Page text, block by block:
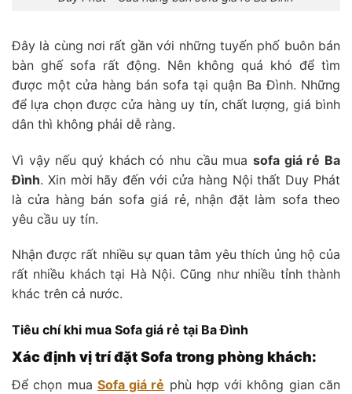
Đây là cùng nơi rất gần với những tuyến phố buôn bán
bàn ghế sofa rất động. Nên không quá khó để tìm
được một cửa hàng bán sofa tại quận Ba Đình. Những
để lựa chọn được cửa hàng uy tín, chất lượng, giá bình
dân thì không phải dễ ràng.
Vì vậy nếu quý khách có nhu cầu mua sofa giá rẻ Ba
Đình. Xin mời hãy đến với cửa hàng Nội thất Duy Phát
là cửa hàng bán sofa giá rẻ, nhận đặt làm sofa theo
yêu cầu uy tín.
Nhận được rất nhiều sự quan tâm yêu thích ủng hộ của
rất nhiều khách tại Hà Nội. Cũng như nhiều tỉnh thành
khác trên cả nước.
Tiêu chí khi mua Sofa giá rẻ tại Ba Đình
Xác định vị trí đặt Sofa trong phòng khách:
Để chọn mua Sofa giá rẻ phù hợp với không gian căn